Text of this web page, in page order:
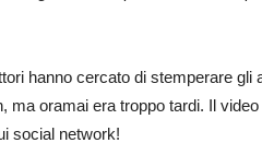
hanno cercato di stemperare
ma oramai era troppo tardi. Il
social network!